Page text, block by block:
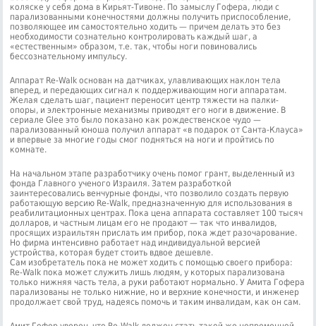
коляске у себя дома в Кирьят-Тивоне. По замыслу Гофера, люди с
парализованными конечностями должны получить приспособление,
позволяющее им самостоятельно ходить — причем делать это без
необходимости сознательно контролировать каждый шаг, а
«естественным» образом, т.е. так, чтобы ноги повиновались
бессознательному импульсу.
Аппарат Re-Walk основан на датчиках, улавливающих наклон тела
вперед, и передающих сигнал к поддерживающим ноги аппаратам.
Желая сделать шаг, пациент переносит центр тяжести на палки-
опоры, и электронные механизмы приводят его ноги в движение. В
сериале Glee это было показано как рождественское чудо —
парализованный юноша получил аппарат «в подарок от Санта-Клауса»
и впервые за многие годы смог подняться на ноги и пройтись по
комнате.
На начальном этапе разработчику очень помог грант, выделенный из
фонда Главного ученого Израиля. Затем разработкой
заинтересовались венчурные фонды, что позволило создать первую
работающую версию Re-Walk, предназначенную для использования в
реабилитационных центрах. Пока цена аппарата составляет 100 тысяч
долларов, и частным лицам его не продают — так что инвалидов,
просящих израильтян прислать им прибор, пока ждет разочарование.
Но фирма интенсивно работает над индивидуальной версией
устройства, которая будет стоить вдвое дешевле.
Сам изобретатель пока не может ходить с помощью своего прибора:
Re-Walk пока может служить лишь людям, у которых парализована
только нижняя часть тела, а руки работают нормально. У Амита Гофера
парализованы не только нижние, но и верхние конечности, и инженер
продолжает свой труд, надеясь помочь и таким инвалидам, как он сам.